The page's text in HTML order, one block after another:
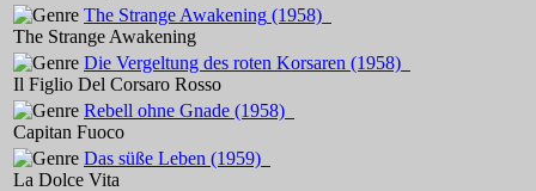
The Strange Awakening (1958)
The Strange Awakening
Die Vergeltung des roten Korsaren (1958)
Il Figlio Del Corsaro Rosso
Rebell ohne Gnade (1958)
Capitan Fuoco
Das süße Leben (1959)
La Dolce Vita